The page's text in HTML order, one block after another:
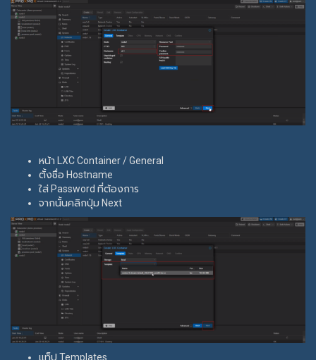
หน้า LXC Container / General
ตั้งชื่อ Hostname
ใส่ Password ที่ต้องการ
จากนั้นคลิกปุ่ม Next
แท็ป Templates